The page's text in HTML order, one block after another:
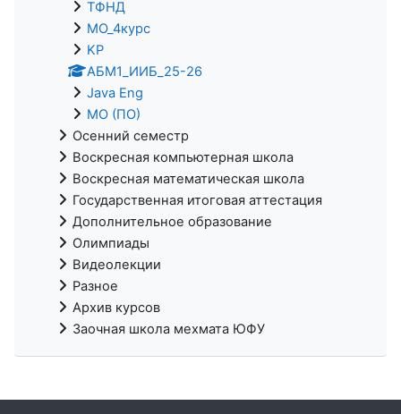
ТФНД
МО_4курс
KP
АБМ1_ИИБ_25-26
Java Eng
МО (ПО)
Осенний семестр
Воскресная компьютерная школа
Воскресная математическая школа
Государственная итоговая аттестация
Дополнительное образование
Олимпиады
Видеолекции
Разное
Архив курсов
Заочная школа мехмата ЮФУ